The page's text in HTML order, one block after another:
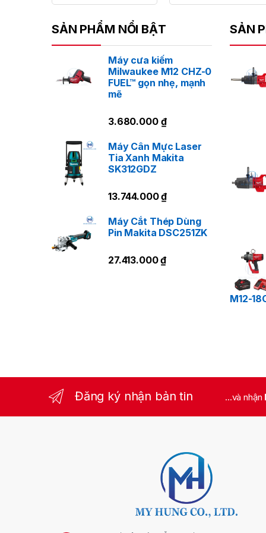
SẢN PHẨM NỔI BẬT
Máy cưa kiếm
Milwaukee M12 CHZ-0
FUEL™ gọn nhẹ, mạnh
mẽ
3.680.000 ₫
Máy Cân Mực Laser
Tia Xanh Makita
SK312GDZ
13.744.000₫
Máy Cắt Thép Dùng
Pin Makita DSC251ZK
27.413.000₫
SẢN
M12-
Đăng ký nhận bản tin ...và nhận